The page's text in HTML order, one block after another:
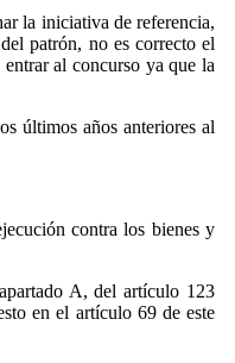
la iniciativa de referencia,
patrón, no es correcto el
al concurso ya que la
últimos años anteriores al
contra los bienes y
A, del artículo 123
en el artículo 69 de este